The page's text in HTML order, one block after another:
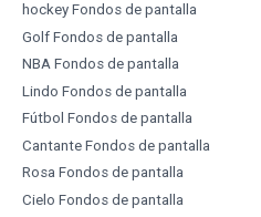
hockey Fondos de pantalla
Golf Fondos de pantalla
NBA Fondos de pantalla
Lindo Fondos de pantalla
Fútbol Fondos de pantalla
Cantante Fondos de pantalla
Rosa Fondos de pantalla
Cielo Fondos de pantalla